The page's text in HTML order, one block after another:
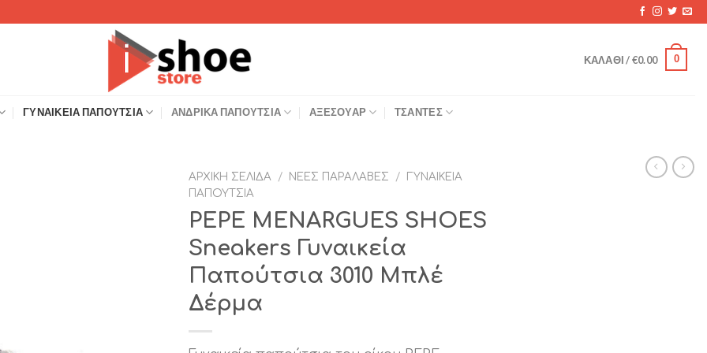
ΚΑΛΆΘΙ /€0.00 0
ΓΥΝΑΙΚΕΊΑ ΠΑΠΟΎΤΣΙΑ ΑΝΔΡΙΚΆ ΠΑΠΟΎΤΣΙΑ ΑΞΕΣΟΥΆΡ ΤΣΆΝΤΕΣ
ΑΡΧΙΚΉ ΣΕΛΊΔΑ / ΝΈΕΣ ΠΑΡΑΛΑΒΈΣ /
ΓΥΝΑΙΚΕΊΑ
ΠΑΠΟΎΤΣΙΑ
PEPE MENARGUES SHOES
Sneakers Γυναικεία
Παπούτσια 3010 Μπλέ
Δέρμα